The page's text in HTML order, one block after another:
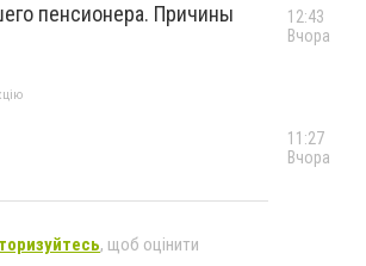
пенсионера. Причины
, щоб оцінити
12:43
Вчора
11:27
Вчора